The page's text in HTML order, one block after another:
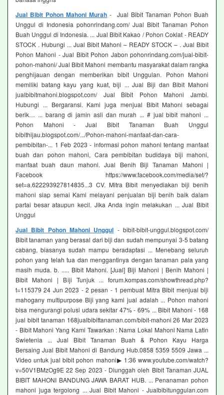
Jual Bibit Pohon Mahoni Murah - Jual Bibit Tanaman Pohon Buah
Unggul di Indonesia pohonrindang.com/ Jual Bibit Tanaman Pohon
Buah Unggul di Indonesia. ... Jual Bibit Kakao / Pohon Coklat - READY
STOCK . Hubungi ... Jual Bibit Mahoni – READY STOCK – . Jual Bibit
Pohon Mahoni - Jual Bibit Pohon Jabon pohonrindang.com/jual-bibit-
pohon-mahoni/ Jual Bibit Mahoni membantu masyarakat dalam rangka
penghijauan dengan memberikan bibit Unggulan. Pohon Mahoni
memiliki batang kayu yang kuat, biji ... Jual Biji dan Bibit Mahoni
jualbibitmahoni.blogspot.com/ Jual Bibit Pohon Mahoni Jambi.
Hubungi ... Bergaransi. Kami juga menjual Bibit Mahoni sebagai
berik… ... barang di jamin asli dan murah ... # jual bibit mahoni ...
Pohon Mahoni - Jual Bibit Tanaman Buah Unggul
bibithijau.blogspot.com/.../Pohon-mahoni-manfaat-dan-cara-
pembibitan-... 1 Feb 2023 - informasi pohon mahoni tentang manfaat
buah dan pohon mahoni, Cara pembibitan budidaya biji mahoni,
manfaat buah daun mahoni. Jual Benih Biji Tanaman Mahoni |
Facebook https://www.facebook.com/media/set/?
set=a.622293927814835...3 CV. Mitra Bibit menyediakan biji benih
mahoni siap semai Kami melayani penjualan biji benih baik dalam
partai besar ataupun kecil. Jika Anda ingin melakukan ... Jual Bibit
Unggul
Jual Bibit Pohon Mahoni Unggul - bibit-bibit-unggul.blogspot.com/
Bibit tanaman yang berasal dari biji dan sudah mempunyai 3-5 batang
cabang, biasanya sudah mampu beradaptasi ... Menebang seluruh
pohon yang telah tua dan menggantinya dengan tanaman pala yang
masih muda. b. ..... Bibit Mahoni. [Jual] Biji Mahoni | Benih Mahoni |
Bibit Mahoni | Biji Tunjuk ... forum.kompas.com/showthread.php?
t=115379 24 Jun 2023 - 2 pesan - ‎1 pembuat Mitra Bibit menjual biji
mahogany multipurpose Biji yang kami jual adalah ... Pohon mahoni
bisa mengurangi polusi udara sekitar 47% - 69% ... Bibit Mahoni - 168
jual bibit tanaman 168jualbibittanaman.com/bibit-mahoni 26 Mar 2023
- Bibit Mahoni Yang Kami Tawarkan : Nama Lokal Mahoni Nama Latin
Swietenia ... Jual Bibit Tanaman Buah & Pohon Kayu Harga
Bersaing Jual Bibit Mahoni di Bandung Hub.0858 5359 5509 Jawa ...
Video untuk jual bibit pohon mahoni▶ 1:36 www.youtube.com/watch?
v=50V1BMzOg9E 22 Sep 2023 - Diunggah oleh Bibit Tanaman JUAL
BIBIT MAHONI BANDUNG JAWA BARAT HUB. ... Penanaman pohon
mahoni juga tergolong ... Jual Bibit Mahoni - Jualbibitunggulan.com